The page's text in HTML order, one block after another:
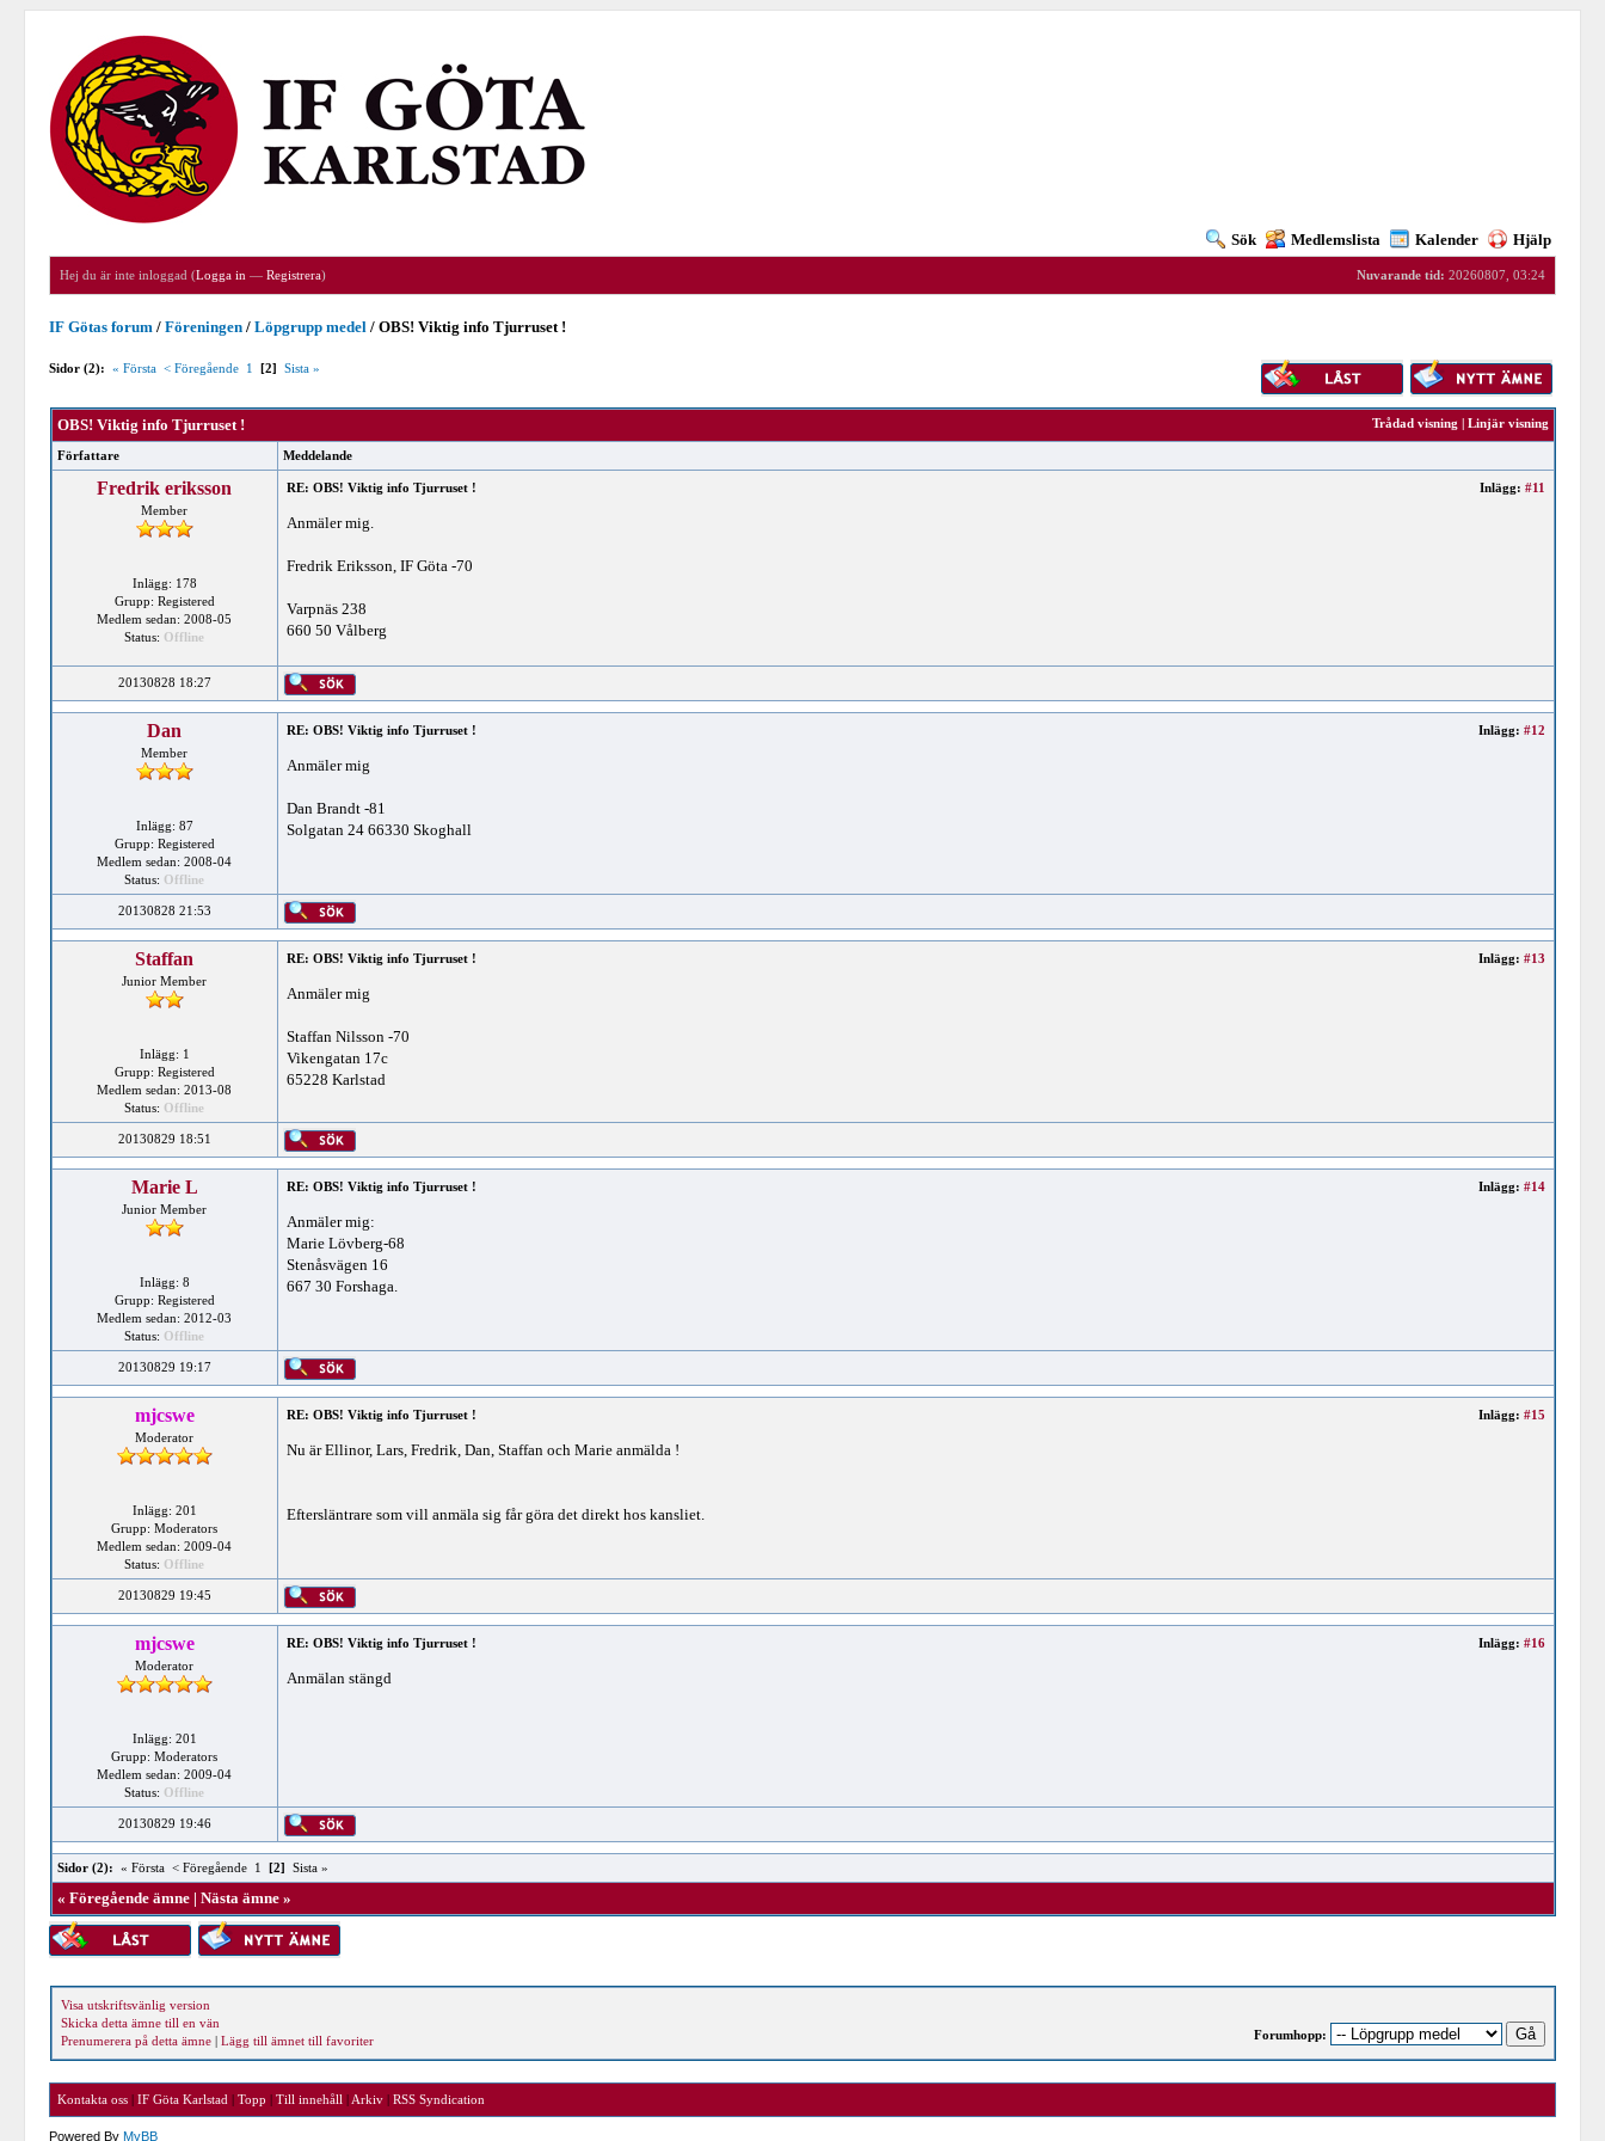
Sök Medlemslista Kalender Hjälp
Nuvarande tid: 20260807, 03:24
Hej du är inte inloggad (Logga in —Registrera)
IF Götas forum /Föreningen /Löpgrupp medel /OBS! Viktig info Tjurruset !
Sidor (2): « Första < Föregående 1 [2] Sista »
Trådad visning | Linjär visning
OBS! Viktig info Tjurruset !
Författare Meddelande
Fredrik eriksson
Member
Inlägg: 178
Grupp: Registered
Medlem sedan: 2008-05
Status: Offline
Inlägg: #11
RE: OBS! Viktig info Tjurruset !
Anmäler mig.
Fredrik Eriksson, IF Göta -70
Varpnäs 238
660 50 Vålberg
20130828 18:27
Dan
Member
Inlägg: 87
Grupp: Registered
Medlem sedan: 2008-04
Status: Offline
Inlägg: #12
RE: OBS! Viktig info Tjurruset !
Anmäler mig
Dan Brandt -81
Solgatan 24 66330 Skoghall
20130828 21:53
Staffan
Junior Member
Inlägg: 1
Grupp: Registered
Medlem sedan: 2013-08
Status: Offline
Inlägg: #13
RE: OBS! Viktig info Tjurruset !
Anmäler mig
Staffan Nilsson -70
Vikengatan 17c
65228 Karlstad
20130829 18:51
Marie L
Junior Member
Inlägg: 8
Grupp: Registered
Medlem sedan: 2012-03
Status: Offline
Inlägg: #14
RE: OBS! Viktig info Tjurruset !
Anmäler mig:
Marie Lövberg-68
Stenåsvägen 16
667 30 Forshaga.
20130829 19:17
mjcswe
Moderator
Inlägg: 201
Grupp: Moderators
Medlem sedan: 2009-04
Status: Offline
Inlägg: #15
RE: OBS! Viktig info Tjurruset !
Nu är Ellinor, Lars, Fredrik, Dan, Staffan och Marie anmälda !
Eftersläntrare som vill anmäla sig får göra det direkt hos kansliet.
20130829 19:45
mjcswe
Moderator
Inlägg: 201
Grupp: Moderators
Medlem sedan: 2009-04
Status: Offline
Inlägg: #16
RE: OBS! Viktig info Tjurruset !
Anmälan stängd
20130829 19:46
Sidor (2): « Första < Föregående 1 [2] Sista »
« Föregående ämne| Nästa ämne»
Visa utskriftsvänlig version
Skicka detta ämne till en vän
Prenumerera på detta ämne| Lägg till ämnet till favoriter Forumhopp:
Kontakta oss |IF Göta Karlstad |Topp |Till innehåll | Arkiv |RSS Syndication
Powered ByMyBB